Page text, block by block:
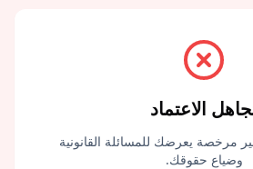
الاعتماد
مرخصة يعرضك للمسائلة القانونية
وضياع حقوقك.